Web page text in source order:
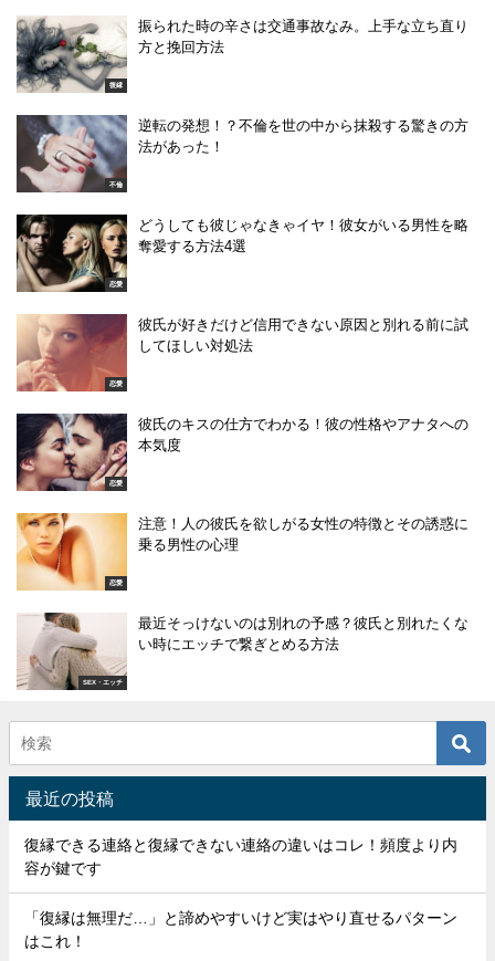
復縁
振られた時の辛さは交通事故なみ。上手な立ち直り
方と挽回方法
不倫
逆転の発想！？不倫を世の中から抹殺する驚きの方
法があった！
恋愛
どうしても彼じゃなきゃイヤ！彼女がいる男性を略
奪愛する方法4選
恋愛
彼氏が好きだけど信用できない原因と別れる前に試
してほしい対処法
恋愛
彼氏のキスの仕方でわかる！彼の性格やアナタへの
本気度
恋愛
注意！人の彼氏を欲しがる女性の特徴とその誘惑に
乗る男性の心理
SEX・エッチ
最近そっけないのは別れの予感？彼氏と別れたくな
い時にエッチで繋ぎとめる方法
最近の投稿
復縁できる連絡と復縁できない連絡の違いはコレ！頻度より内
容が鍵です
「復縁は無理だ…」と諦めやすいけど実はやり直せるパターン
はこれ！